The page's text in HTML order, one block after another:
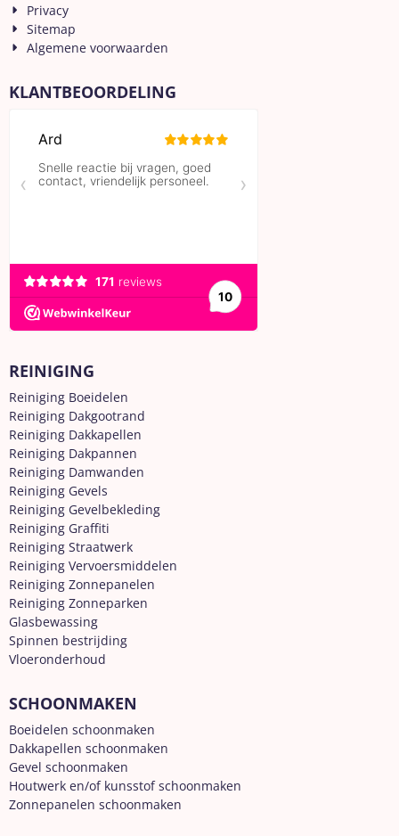
Privacy
Sitemap
Algemene voorwaarden
KLANTBEOORDELING
REINIGING
Reiniging Boeidelen
Reiniging Dakgootrand
Reiniging Dakkapellen
Reiniging Dakpannen
Reiniging Damwanden
Reiniging Gevels
Reiniging Gevelbekleding
Reiniging Graffiti
Reiniging Straatwerk
Reiniging Vervoersmiddelen
Reiniging Zonnepanelen
Reiniging Zonneparken
Glasbewassing
Spinnen bestrijding
Vloeronderhoud
SCHOONMAKEN
Boeidelen schoonmaken
Dakkapellen schoonmaken
Gevel schoonmaken
Houtwerk en/of kunsstof schoonmaken
Zonnepanelen schoonmaken